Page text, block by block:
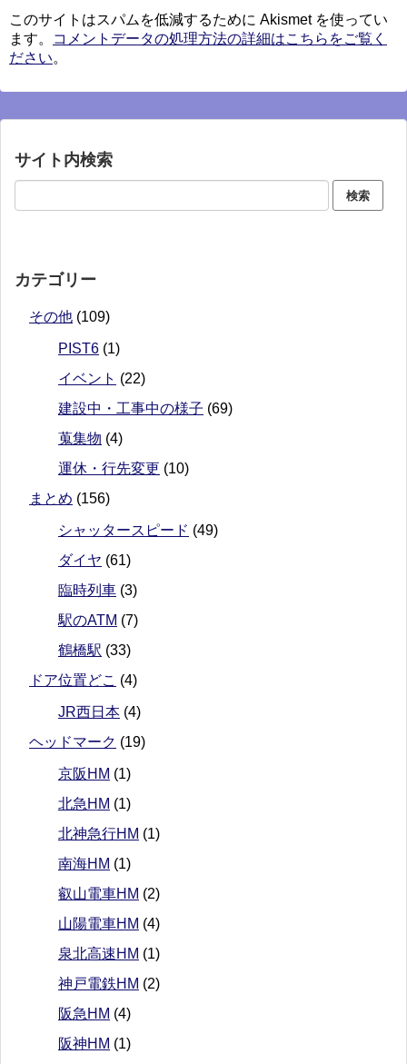
このサイトはスパムを低減するために Akismet を使ってい
ます。
コメントデータの処理方法の詳細はこちらをご覧く
ださい。
サイト内検索
カテゴリー
その他 (109)
PIST6 (1)
イベント (22)
建設中・工事中の様子 (69)
蒐集物 (4)
運休・行先変更 (10)
まとめ (156)
シャッタースピード (49)
ダイヤ (61)
臨時列車 (3)
駅のATM (7)
鶴橋駅 (33)
ドア位置どこ (4)
JR西日本 (4)
ヘッドマーク (19)
京阪HM (1)
北急HM (1)
北神急行HM (1)
南海HM (1)
叡山電車HM (2)
山陽電車HM (4)
泉北高速HM (1)
神戸電鉄HM (2)
阪急HM (4)
阪神HM (1)